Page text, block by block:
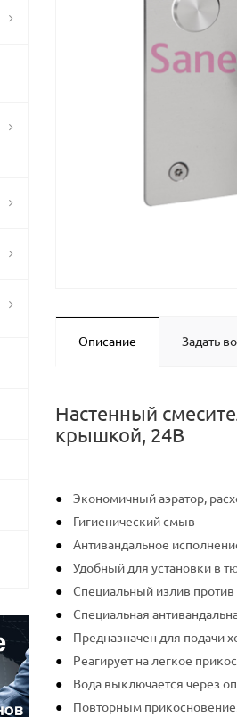
Описание Задать
Настенный
крышкой, 24В
Экономичный аэратор,
Гигиенический смыв
Антивандальное
Удобный для установки в
Специальный излив
Специальная
Предназначен для подачи
Реагирует на легкое
Вода выключается через
Повторным